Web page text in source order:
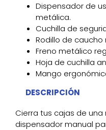
Dispensador de
metálica.
Cuchilla de
Rodillo de caucho
Freno metálico
Hoja de cuchilla
Mango
DESCRIPCIÓN
Cierra tus cajas de
dispensador manual